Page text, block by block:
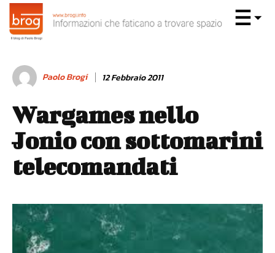
Paolo Brogi 12 Febbraio 2011
Wargames nello
Jonio con sottomarini
telecomandati